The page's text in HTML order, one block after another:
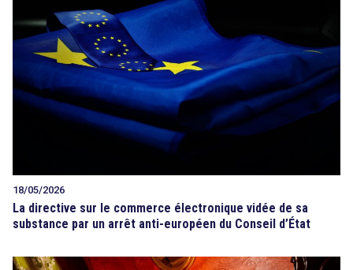
18/05/2026
La directive sur le commerce électronique vidée de sa
substance par un arrêt anti-européen du Conseil d’État